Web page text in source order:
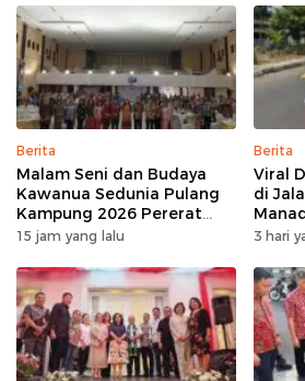
Berita
Malam Seni dan Budaya
Kawanua Sedunia Pulang
Kampung 2026 Pererat
Persaudaraan dan
Sulawesi Utara
15 jam yang lalu
Berita
Viral
di
3 hari